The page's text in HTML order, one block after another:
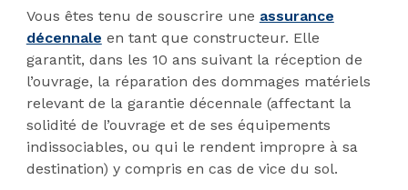
Vous êtes tenu de souscrire une assurance
décennale en tant que constructeur. Elle
garantit, dans les 10 ans suivant la réception de
l’ouvrage, la réparation des dommages matériels
relevant de la garantie décennale (affectant la
solidité de l’ouvrage et de ses équipements
indissociables, ou qui le rendent impropre à sa
destination) y compris en cas de vice du sol.